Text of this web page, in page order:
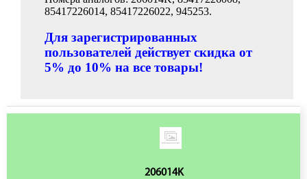
85417226014, 85417226022, 945253.
Для зарегистрированных
пользователей действует скидка от
5% до 10% на все товары!
206014K